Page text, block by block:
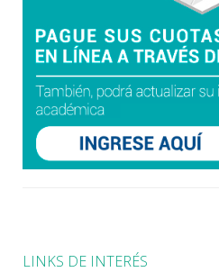
LINKS DE INTERÉS